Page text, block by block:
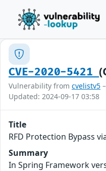
CVE-2020-5421
Vulnerability from cvelistv5
Updated: 2024-09-17 03:58
Title
RFD Protection Bypass
Summary
In Spring Framework